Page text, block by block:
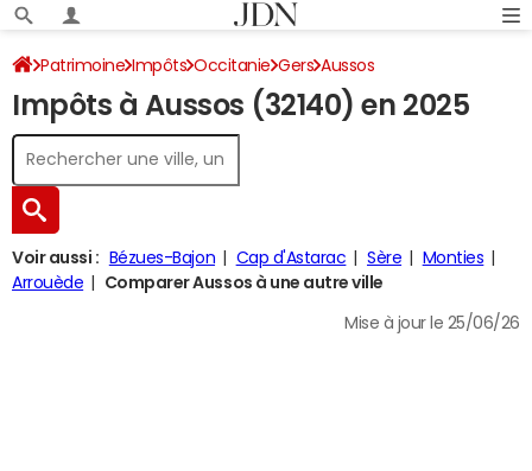
Patrimoine Impôts Occitanie Gers Aussos
Impôt sur le revenu
Impôts à Aussos (32140) en 2025
Voir aussi : Bézues-Bajon Cap d'Astarac Sère
Monties
Arrouède
Comparer Aussos à une autre ville
Mise à jour le 25/06/26